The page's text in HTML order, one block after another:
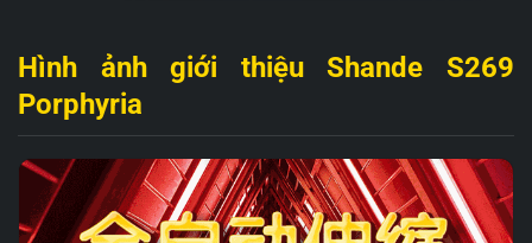
Hình ảnh giới thiệu Shande S269
Porphyria